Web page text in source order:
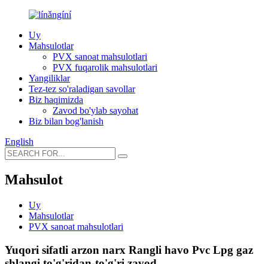
Uy
Mahsulotlar
PVX sanoat mahsulotlari
PVX fuqarolik mahsulotlari
Yangiliklar
Tez-tez so'raladigan savollar
Biz haqimizda
Zavod bo'ylab sayohat
Biz bilan bog'lanish
English
Mahsulot
Uy
Mahsulotlar
PVX sanoat mahsulotlari
Yuqori sifatli arzon narx Rangli havo Pvc Lpg gaz